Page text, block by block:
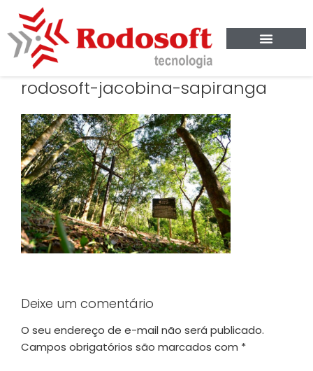
rodosoft-jacobina-sapiranga
Deixe um comentário
O seu endereço de e-mail não será publicado.
Campos obrigatórios são marcados com *